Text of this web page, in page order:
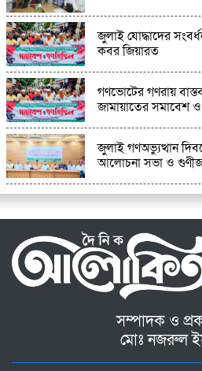
জুলাই যোদ্ধাদের
কবর জিয়ারত
গণভোটের গণরায়
জামায়াতের সমাবেশ
জুলাই গণঅভ্যুত্থান
আলোচনা সভা ও
সম্পাদক ও
মোঃ নজরুল